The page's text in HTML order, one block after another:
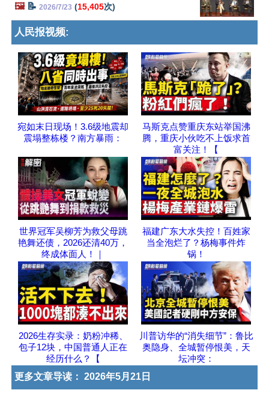
🖼️📝 2026/7/23 (15,405次)
人民报视频:
宛如末日现场！3.6级地震却
震塌整栋楼？南方暴雨：
马斯克点赞重庆东站举国沸
腾，重庆小伙吃不上饭求首
富关注！【
世界冠军吴柳芳为救父母跳
艳舞还债，2026还清40万，
终成体面人！｜
福建广东大水失控！百姓家
当全泡烂了？杨梅事件炸
锅！
2026生存实录：奶粉冲稀、
包子12块，中国普通人正在
经历什么？【
川普访华的“消失细节”：鲁比
奥隐身、全城暂停恨美，天
坛冲突：
更多文章导读： 2026年5月21日